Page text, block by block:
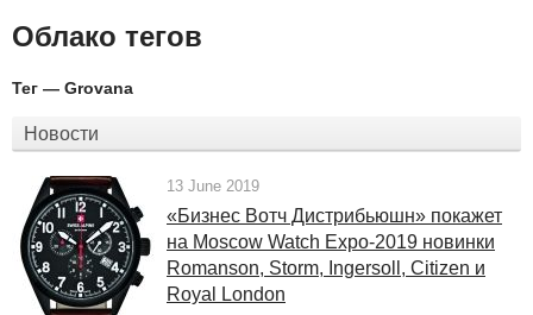
Облако тегов
Тег — Grovana
Новости
13 June 2019
«Бизнес Вотч Дистрибьюшн» покажет
на Moscow Watch Expo-2019 новинки
Romanson, Storm, Ingersoll, Citizen и
Royal London